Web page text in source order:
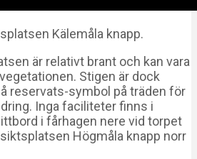
Kälemåla knapp.
är relativt brant och kan vara
Stigen är dock
reservats-symbol på träden för
Inga faciliteter finns i
i fårhagen nere vid torpet
Högmåla knapp norr